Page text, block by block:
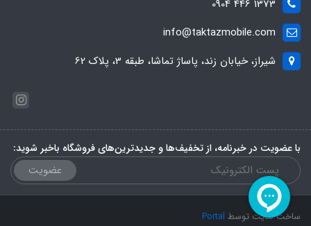
1373 446 0904
info@taktazmobile.com
شیراز، خیابان زند، پاساژ تماشا، طبقه 3، پلاک 62
با عضویت در خبرنامه، از تخفیف‌ها و جدیدترین‌های فروشگاه باخبر شوید:
عضویت
ساخت سایت توسط Portal